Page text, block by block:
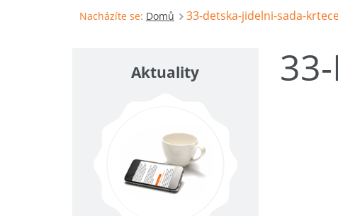
Nacházíte se: Domů 33-detska-jidelni-sada-
Aktuality